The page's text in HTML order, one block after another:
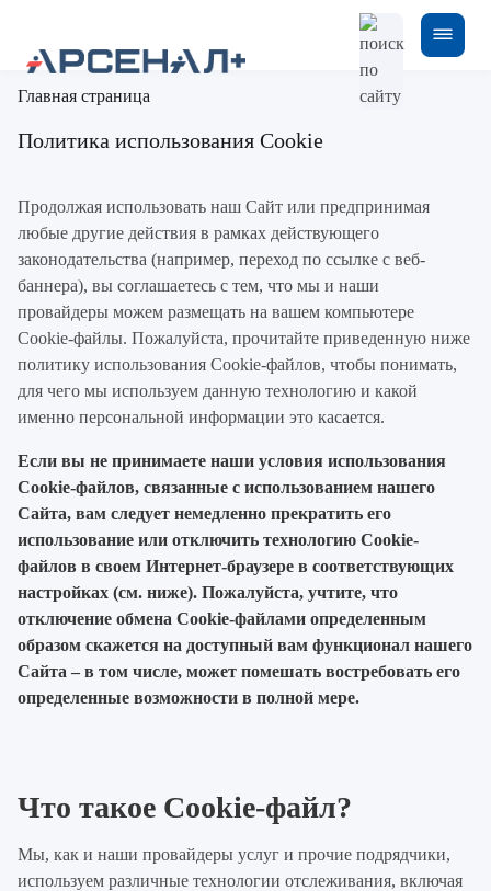
Главная страница
Политика использования Cookie
Продолжая использовать наш Сайт или предпринимая
любые другие действия в рамках действующего
законодательства (например, переход по ссылке с веб-
баннера), вы соглашаетесь с тем, что мы и наши
провайдеры можем размещать на вашем компьютере
Cookie-файлы. Пожалуйста, прочитайте приведенную ниже
политику использования Cookie-файлов, чтобы понимать,
для чего мы используем данную технологию и какой
именно персональной информации это касается.
Если вы не принимаете наши условия использования
Cookie-файлов, связанные с использованием нашего
Сайта, вам следует немедленно прекратить его
использование или отключить технологию Cookie-
файлов в своем Интернет-браузере в соответствующих
настройках (см. ниже). Пожалуйста, учтите, что
отключение обмена Cookie-файлами определенным
образом скажется на доступный вам функционал нашего
Сайта – в том числе, может помешать востребовать его
определенные возможности в полной мере.
Что такое Cookie-файл?
Мы, как и наши провайдеры услуг и прочие подрядчики,
используем различные технологии отслеживания, включая